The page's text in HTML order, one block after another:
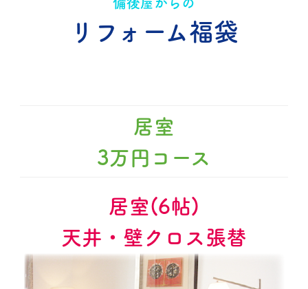
備後屋からの
リフォーム福袋
居室
3万円コース
居室(6帖)
天井・壁クロス張替